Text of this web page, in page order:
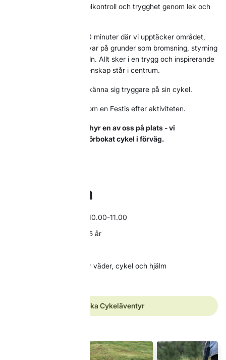
utveckla sin balans, cykelkontroll och trygghet genom lek och
Vi cyklar tillsammans i 60 minuter där vi upptäcker området,
testar roliga banor och övar på grunder som bromsning, styrning
och rätt position på cykeln. Allt sker i en trygg och inspirerande
miljö där glädje och gemenskap står i centrum.
Perfekt för barn som vill känna sig tryggare på sin cykel.
Alla deltagare får dessutom en Festis efter aktiviteten.
Ta med egen cykel eller hyr en av oss på plats - vi
rekommenderar att du förbokat cykel i förväg.
Bra att veta
Tid: Torsdag 23 juli kl. 10.00-11.00
För vem: Barn från 3-15 år
Utrustning: Kläder efter väder, cykel och hjälm
Boka Cykeläventyr